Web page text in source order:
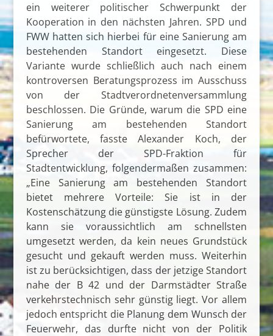
ein weiterer politischer Schwerpunkt der
Kooperation in den nächsten Jahren. SPD und
FWW hatten sich hierbei für eine Sanierung am
bestehenden Standort eingesetzt. Diese
Variante wurde schließlich auch nach einem
kontroversen Beratungsprozess im Ausschuss
von der Stadtverordnetenversammlung
beschlossen. Die Gründe, warum die SPD eine
Sanierung am bestehenden Standort
befürwortete, fasste Alexander Koch, der
Sprecher der SPD-Fraktion für
Stadtentwicklung, folgendermaßen zusammen:
„Eine Sanierung am bestehenden Standort
bietet mehrere Vorteile: Sie ist in der
Kostenschätzung die günstigste Lösung. Zudem
kann sie voraussichtlich am schnellsten
umgesetzt werden, da kein neues Grundstück
gesucht und gekauft werden muss. Weiterhin
ist zu berücksichtigen, dass der jetzige Standort
nahe der B 42 und der Darmstädter Straße
verkehrstechnisch sehr günstig liegt. Vor allem
jedoch entspricht die Planung dem Wunsch der
Feuerwehr, das durfte nicht von der Politik